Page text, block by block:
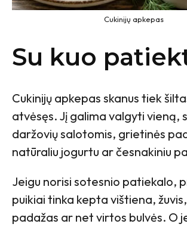
Cukinijų apkepas
Su kuo
Cukinijų apkepas skanus tiek
atvėsęs. Jį galima valgyti vieną,
daržovių salotomis, grietinės
natūraliu jogurtu ar česnakiniu
Jeigu norisi sotesnio patiekalo,
puikiai tinka kepta vištiena,
padažas ar net virtos bulvės. O